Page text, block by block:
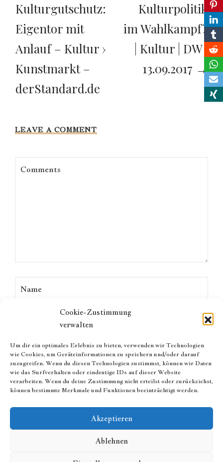
Cookie-Zustimmung
verwalten
Um dir ein optimales Erlebnis zu bieten, verwenden wir Technologien
wie Cookies, um Geräteinformationen zu speichern und/oder darauf
zuzugreifen. Wenn du diesen Technologien zustimmst, können wir Daten
wie das Surfverhalten oder eindeutige IDs auf dieser Website
verarbeiten. Wenn du deine Zustimmung nicht erteilst oder zurückziehst,
können bestimmte Merkmale und Funktionen beeinträchtigt werden.
Akzeptieren
Ablehnen
Kulturgutschutz:
Eigentor mit
Anlauf – Kultur ›
Kunstmarkt –
derStandard.de
Kulturpolitik
im Wahlkampf?
| Kultur | DW |
13.09.2017 →
LEAVE A COMMENT